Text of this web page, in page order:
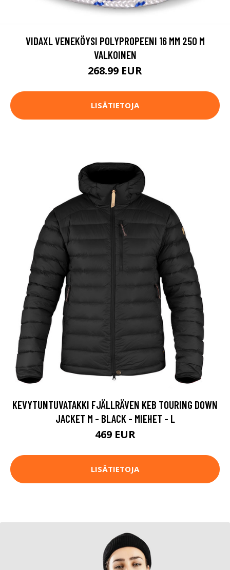
VIDAXL VENEKÖYSI POLYPROPEENI 16 MM 250 M
VALKOINEN
268.99 EUR
LISÄTIETOJA
KEVYTUNTUVATAKKI FJÄLLRÄVEN KEB TOURING DOWN
JACKET M - BLACK - MIEHET - L
469 EUR
LISÄTIETOJA